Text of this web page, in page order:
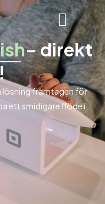
– direkt
lösning framtagen för
ett smidigare flöde i